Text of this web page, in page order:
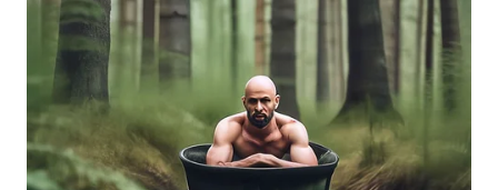
WN
DANAU
TOBA
WN
NIAS